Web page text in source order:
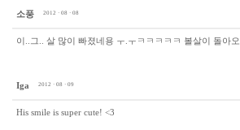
소풍 2012 · 08 · 08
이..그.. 살 많이 빠졌네용 ㅜ.ㅜㅋㅋㅋㅋㅋ 볼살이 돌아
Iga 2012 · 08 · 09
His smile is super cute! <3